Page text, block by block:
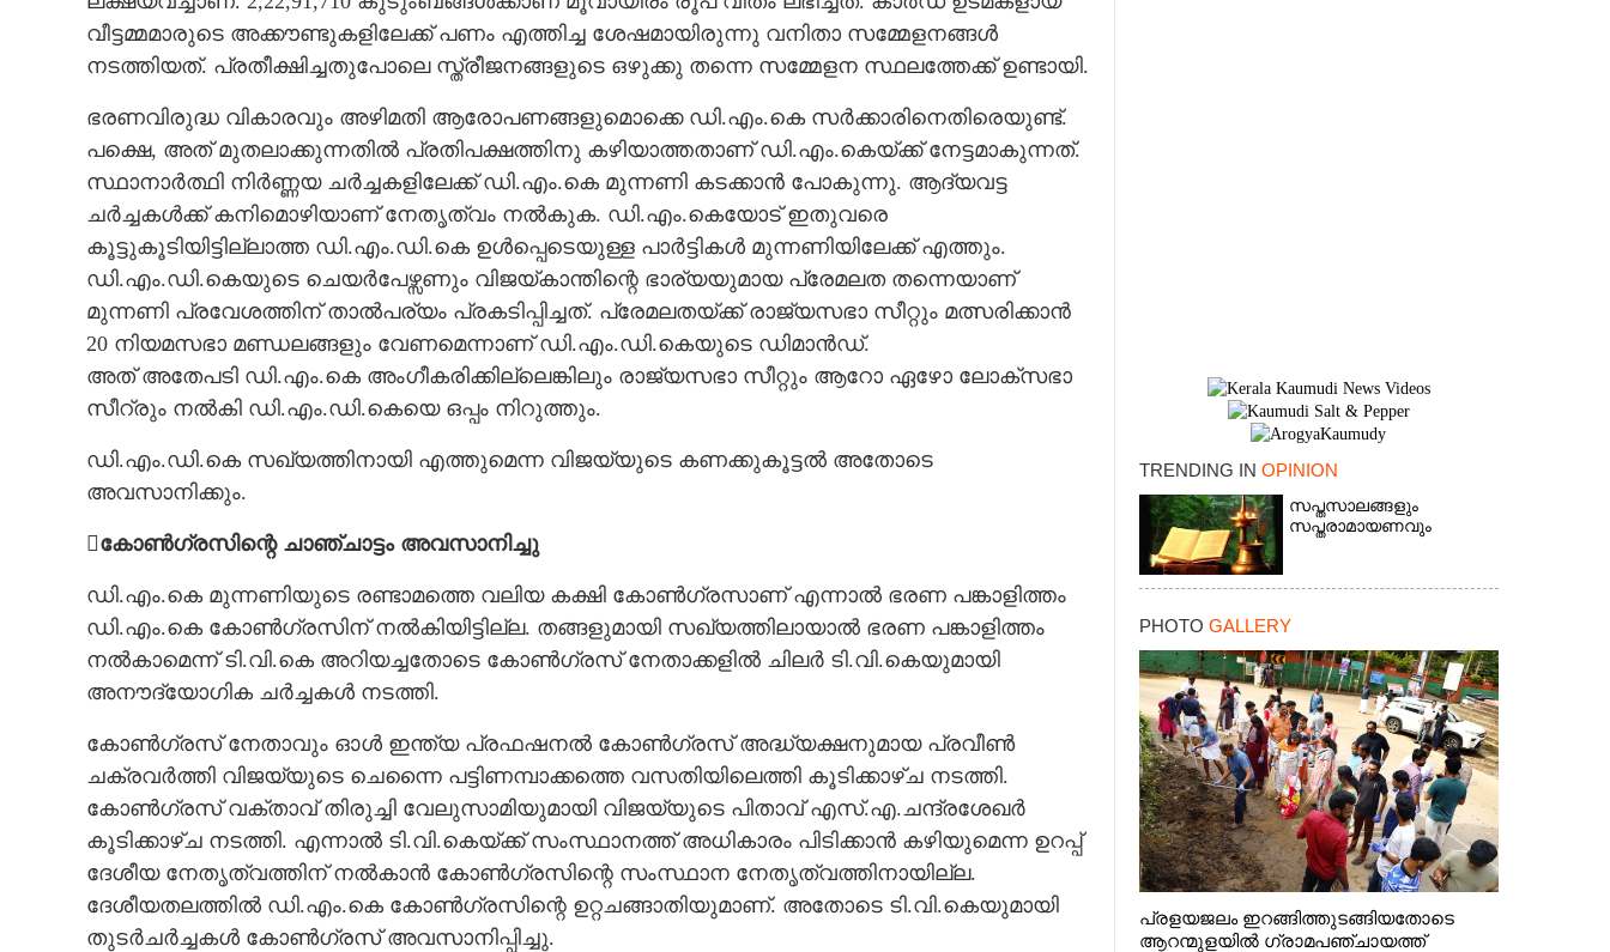
വീട്ടമ്മമാരുടെ അക്കൗണ്ടുകളിലേക്ക് പണം എത്തിച്ച ശേഷമായിരുന്നു വനിതാ സമ്മേളനങ്ങൾ
നടത്തിയത്. പ്രതീക്ഷിച്ചതുപോലെ സ്ത്രീജനങ്ങളുടെ ഒഴുക്കു തന്നെ സമ്മേളന സ്ഥലത്തേക്ക് ഉണ്ടായി.
ഭരണവിരുദ്ധ വികാരവും അഴിമതി ആരോപണങ്ങളുമൊക്കെ ഡി.എം.കെ സർക്കാരിനെതിരെയുണ്ട്.
പക്ഷെ, അത് മുതലാക്കുന്നതിൽ പ്രതിപക്ഷത്തിനു കഴിയാത്തതാണ് ഡി.എം.കെയ്ക്ക് നേട്ടമാകുന്നത്.
സ്ഥാനാർത്ഥി നിർണ്ണയ ചർച്ചകളിലേക്ക് ഡി.എം.കെ മുന്നണി കടക്കാൻ പോകുന്നു. ആദ്യവട്ട
ചർച്ചകൾക്ക് കനിമൊഴിയാണ് നേതൃത്വം നൽകുക. ‌ഡി.എം.കെയോട് ഇതുവരെ
കൂട്ടുകൂടിയിട്ടില്ലാത്ത ഡി.എം.ഡി.കെ ഉൾപ്പെടെയുള്ള പാർട്ടികൾ മുന്നണിയിലേക്ക് എത്തും.
ഡി.എം.ഡി.കെയുടെ ചെയർപേഴ്സണും വിജയ്‌കാന്തിന്റെ ഭാര്യയുമായ പ്രേമലത തന്നെയാണ്
മുന്നണി പ്രവേശത്തിന് താൽപര്യം പ്രകടിപ്പിച്ചത്. പ്രേമലതയ്ക്ക് രാജ്യസഭാ സീറ്റും മത്സരിക്കാൻ
20 നിയമസഭാ മണ്ഡലങ്ങളും വേണമെന്നാണ് ഡി.എം.ഡി.കെയുടെ ഡ‌ിമാൻഡ്.
അത് അതേപടി ഡി.എം.കെ അംഗീകരിക്കില്ലെങ്കിലും രാജ്യസഭാ സീറ്റും ആറോ ഏഴോ ലോക്‌സഭാ
സീറ്രും നൽകി ഡി.എം.‌ഡി.കെയെ ഒപ്പം നിറുത്തും.
ഡി.എം.ഡി.കെ സഖ്യത്തിനായി എത്തുമെന്ന വിജയ്‌യുടെ കണക്കുകൂട്ടൽ അതോടെ
അവസാനിക്കും.
കോൺഗ്രസിന്റെ ചാഞ്ചാട്ടം അവസാനിച്ചു
ഡി.എം.കെ മുന്നണിയുടെ രണ്ടാമത്തെ വലിയ കക്ഷി കോൺഗ്രസാണ് എന്നാൽ ഭരണ പങ്കാളിത്തം
ഡി.എം.കെ കോൺഗ്രസിന് നൽകിയിട്ടില്ല. തങ്ങളുമായി സഖ്യത്തിലായാൽ ഭരണ പങ്കാളിത്തം
നൽകാമെന്ന് ടി.വി.കെ അറിയച്ചതോടെ കോൺഗ്രസ് നേതാക്കളിൽ ചിലർ ടി.വി.കെയുമായി
അനൗദ്യോഗിക ചർച്ചകൾ നടത്തി.
കോൺഗ്രസ് നേതാവും ഓൾ ഇന്ത്യ പ്രഫഷനൽ കോൺഗ്രസ് അദ്ധ്യക്ഷനുമായ പ്രവീൺ
ചക്രവർത്തി വിജയ്‌യുടെ ചെന്നൈ പട്ടിണമ്പാക്കത്തെ വസതിയിലെത്തി കൂടിക്കാഴ്ച നടത്തി.
കോൺഗ്രസ് വക്താവ് തിരുച്ചി വേലുസാമിയുമായി വിജയ്‌യുടെ പിതാവ് എസ്.എ.ചന്ദ്രശേഖർ
കൂടിക്കാഴ്ച നടത്തി. എന്നാൽ ടി.വി.കെയ്ക്ക് സംസ്ഥാനത്ത് അധികാരം പിടിക്കാൻ കഴിയുമെന്ന ഉറപ്പ്
ദേശീയ നേതൃത്വത്തിന് നൽകാൻ കോൺഗ്രസിന്റെ സംസ്ഥാന നേതൃത്വത്തിനായില്ല.
ദേശീയതലത്തിൽ ഡി.എം.കെ കോൺഗ്രസിന്റെ ഉറ്റചങ്ങാതിയുമാണ്. അതോടെ ടി.വി.കെയുമായി
തുടർചർച്ചകൾ കോൺഗ്രസ് അവസാനിപ്പിച്ചു.
TRENDING IN OPINION
സപ്തസാലങ്ങളും
സപ്തരാമായണവും
PHOTO GALLERY
പ്രളയജലം ഇറങ്ങിത്തുടങ്ങിയതോടെ
ആറന്മുളയിൽ ഗ്രാമപഞ്ചായത്ത്
കരുത്ത് പകർന്ന് മകനും സഹോദരിയും ,​
തമിഴകം കാണുമോ സ്റ്റാലിൻ 2.O
×
Copy Link